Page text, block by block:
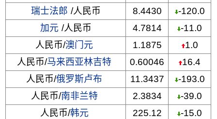
瑞士法郎 /人民币 8.4430
-120.0
加元 /人民币 4.7814
-11.0
人民币/澳门元 1.1875
1.0
人民币/马来西亚林吉特 0.60046
16.4
人民币/俄罗斯卢布 11.3437
-193.0
人民币/南非兰特 2.3834
-39.0
人民币/韩元 225.12
-15.0